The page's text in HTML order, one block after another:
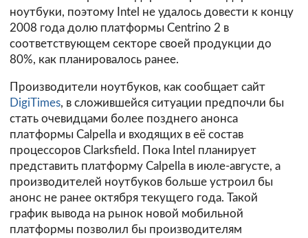
ноутбуки, поэтому Intel не удалось довести к концу
2008 года долю платформы Centrino 2 в
соответствующем секторе своей продукции до
80%, как планировалось ранее.
Производители ноутбуков, как сообщает сайт
DigiTimes, в сложившейся ситуации предпочли бы
стать очевидцами более позднего анонса
платформы Calpella и входящих в её состав
процессоров Clarksfield. Пока Intel планирует
представить платформу Calpella в июле-августе, а
производителей ноутбуков больше устроил бы
анонс не ранее октября текущего года. Такой
график вывода на рынок новой мобильной
платформы позволил бы производителям